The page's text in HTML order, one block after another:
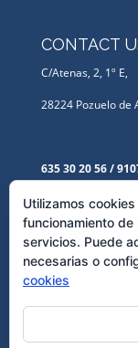
CONTACT
C/Atenas, 2, 1º E,
28224 Pozuelo de
635 30 20 56 /
LEGAL
Privacy Policy
Cookies Policy
Utilizamos
funcionamiento
servicios. Puede
necesarias o
cookies